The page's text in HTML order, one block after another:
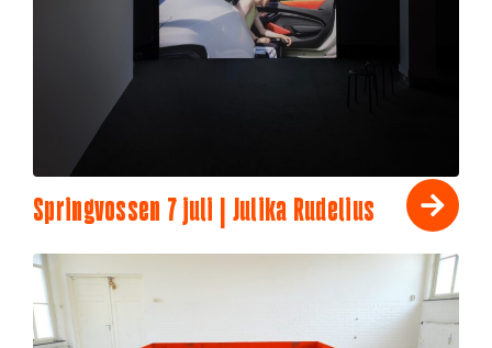
Springvossen 7 juli | Julika Rudelius